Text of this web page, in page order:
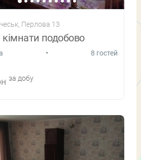
Перлова 13
подобово
• 8 гостей
за добу